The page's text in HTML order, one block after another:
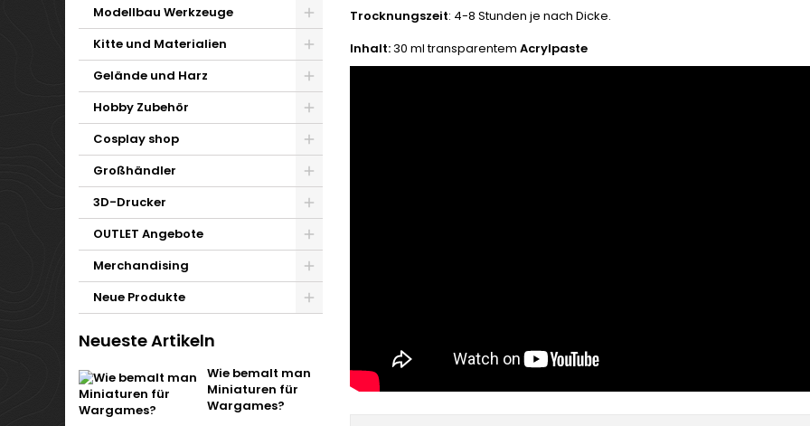
Modellbau Werkzeuge
Kitte und Materialien
Gelände und Harz
Hobby Zubehör
Cosplay shop
Großhändler
3D-Drucker
OUTLET Angebote
Merchandising
Neue Produkte
Neueste Artikeln
Wie bemalt man
Miniaturen für
Wargames?
Trocknungszeit: 4-8 Stunden je nach Dicke.
Inhalt:30 ml transparentem Acrylpaste